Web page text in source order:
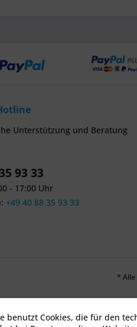
Unterstützung und Beratung
93 33
- 17:00 Uhr
+49 40 88 35 93 33
*
benutzt Cookies, die für den